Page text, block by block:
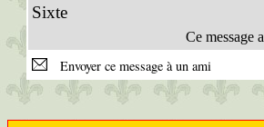
Sixte
Ce message
Envoyer ce message à un ami